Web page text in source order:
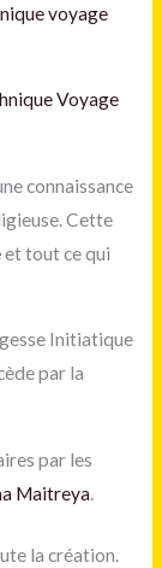
voyage
Voyage
connaissance
Cette
et tout ce qui
Initiatique
par la
par les
Maitreya.
la création.